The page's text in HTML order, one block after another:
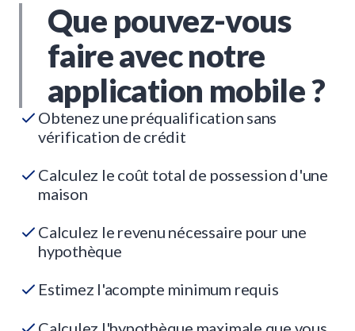
Que pouvez-vous
faire avec notre
application mobile ?
Obtenez une préqualification sans
vérification de crédit
Calculez le coût total de possession d'une
maison
Calculez le revenu nécessaire pour une
hypothèque
Estimez l'acompte minimum requis